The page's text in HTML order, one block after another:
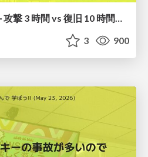
3 900